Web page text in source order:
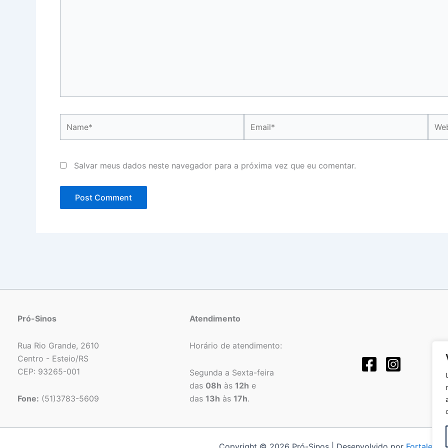
Salvar meus dados neste navegador para a próxima vez que eu comentar.
Pró-Sinos
Rua Rio Grande, 2610
Centro - Esteio/RS
CEP: 93265-001
Fone: (51)3783-5609
Atendimento
Horário de atendimento:
Segunda a Sexta-feira
das 08h às 12h e
das 13h às 17h.